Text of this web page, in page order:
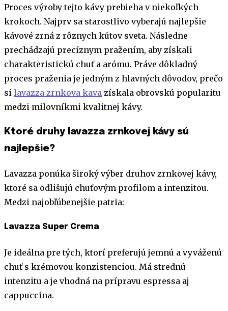
Proces výroby tejto kávy prebieha v niekoľkých
krokoch. Najprv sa starostlivo vyberajú najlepšie
kávové zrná z rôznych kútov sveta. Následne
prechádzajú precíznym pražením, aby získali
charakteristickú chuť a arómu. Práve dôkladný
proces praženia je jedným z hlavných dôvodov, prečo
si lavazza zrnkova kava získala obrovskú popularitu
medzi milovníkmi kvalitnej kávy.
Ktoré druhy lavazza zrnkovej kávy sú
najlepšie?
Lavazza ponúka široký výber druhov zrnkovej kávy,
ktoré sa odlišujú chuťovým profilom a intenzitou.
Medzi najobľúbenejšie patria:
Lavazza Super Crema
Je ideálna pre tých, ktorí preferujú jemnú a vyváženú
chuť s krémovou konzistenciou. Má strednú
intenzitu a je vhodná na prípravu espressa aj
cappuccina.